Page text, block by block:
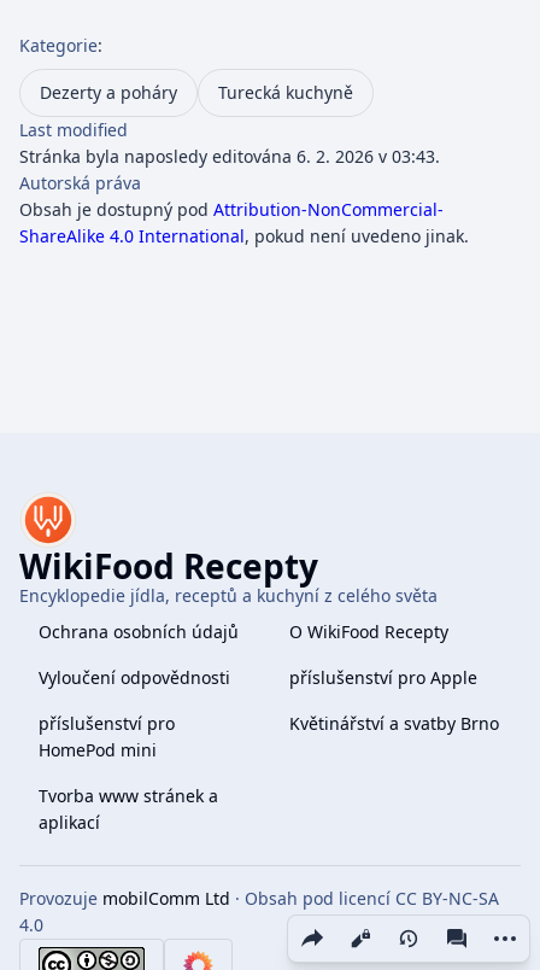
Share this page
Zobrazení
Kategorie:
Dezerty a poháry
Turecká kuchyně
Last modified
Stránka byla naposledy editována 6. 2. 2026 v 03:43.
Autorská práva
Obsah je dostupný pod Attribution-NonCommercial-
ShareAlike 4.0 International, pokud není uvedeno jinak.
WikiFood Recepty
Encyklopedie jídla, receptů a kuchyní z celého světa
Ochrana osobních údajů
O WikiFood Recepty
Vyloučení odpovědnosti
příslušenství pro Apple
příslušenství pro
HomePod mini
Květinářství a svatby Brno
Tvorba www stránek a
aplikací
Provozuje mobilComm Ltd · Obsah pod licencí CC BY-NC-SA
4.0